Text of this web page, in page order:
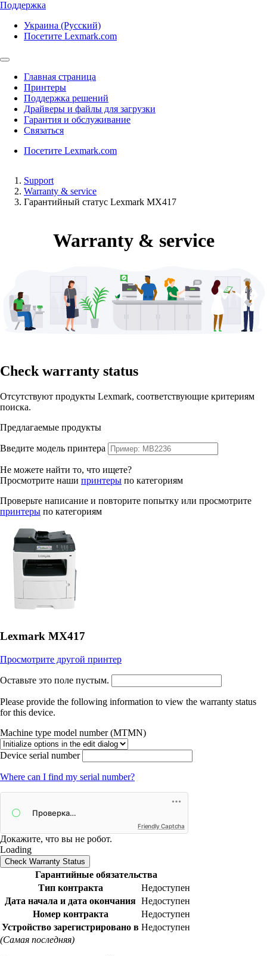
Поддержка
Украина (Русский)
Посетите Lexmark.com
Главная страница
Принтеры
Поддержка решений
Драйверы и файлы для загрузки
Гарантия и обслуживание
Связаться
Посетите Lexmark.com
Support
Warranty & service
Гарантийный статус Lexmark MX417
Warranty & service
Check warranty status
Отсутствуют продукты Lexmark, соответствующие критериям
поиска.
Предлагаемые продукты
Введите модель принтера
Не можете найти то, что ищете?
Просмотрите наши принтеры по категориям
Проверьте написание и повторите попытку или просмотрите
принтеры по категориям
Lexmark MX417
Просмотрите другой принтер
Оставьте это поле пустым.
Please provide the following information to view the warranty status
for this device.
Machine type model number (MTMN)
Device serial number
Where can I find my serial number?
Friendly Captcha
Докажите, что вы не робот.
Loading
Check Warranty Status
Гарантийные обязательства
Тип контракта
Недоступен
Дата начала и дата окончания Недоступен
Номер контракта
Недоступен
Устройство зарегистрировано в Недоступен
(Самая последняя)